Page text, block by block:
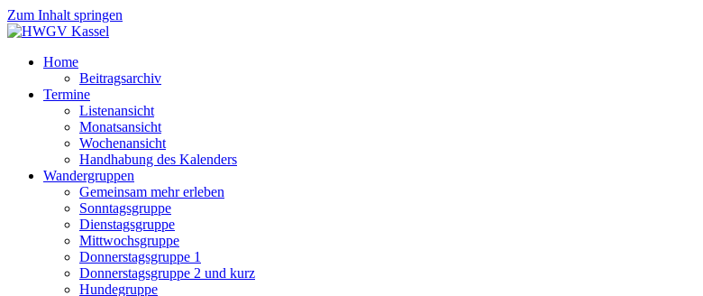
Zum Inhalt springen
Home
Beitragsarchiv
Termine
Listenansicht
Monatsansicht
Wochenansicht
Handhabung des Kalenders
Wandergruppen
Gemeinsam mehr erleben
Sonntagsgruppe
Dienstagsgruppe
Mittwochsgruppe
Donnerstagsgruppe 1
Donnerstagsgruppe 2 und kurz
Hundegruppe